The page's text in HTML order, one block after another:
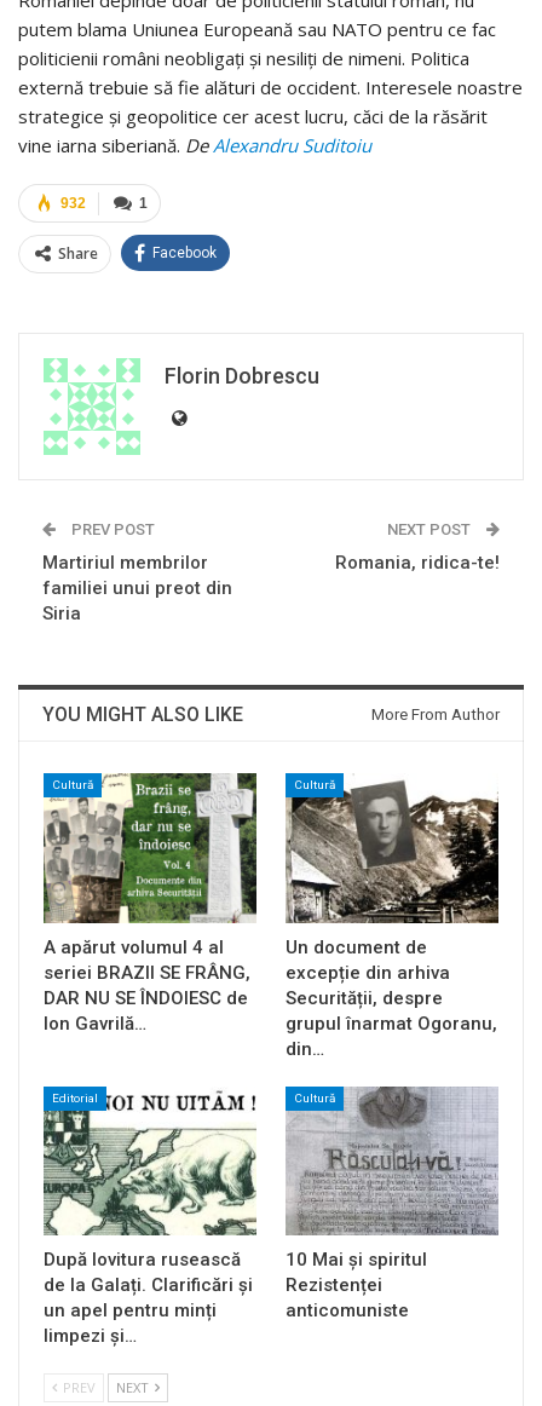
putem blama Uniunea Europeană sau NATO pentru ce fac
politicienii români neobligaţi şi nesiliţi de nimeni. Politica
externă trebuie să fie alături de occident. Interesele noastre
strategice şi geopolitice cer acest lucru, căci de la răsărit
vine iarna siberiană. DeAlexandru Suditoiu
1
932
Share Facebook
Florin Dobrescu
PREV POST
Martiriul membrilor
familiei unui preot din
Siria
NEXT POST
Romania, ridica-te!
YOU MIGHT ALSO LIKE More From Author
Cultură
A apărut volumul 4 al
seriei BRAZII SE FRÂNG,
DAR NU SE ÎNDOIESC de
Ion Gavrilă…
Cultură
Un document de
excepție din arhiva
Securității, despre
grupul înarmat Ogoranu,
din…
Editorial
După lovitura rusească
de la Galați. Clarificări și
un apel pentru minți
limpezi și…
Cultură
10 Mai și spiritul
Rezistenței
anticomuniste
PREV NEXT